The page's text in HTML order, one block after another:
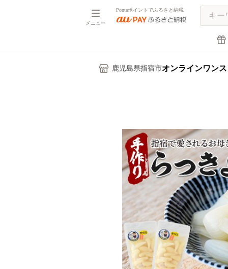
メニュー
Pontaポイントでふるさと納税
鹿児島県指宿市オンラインワン